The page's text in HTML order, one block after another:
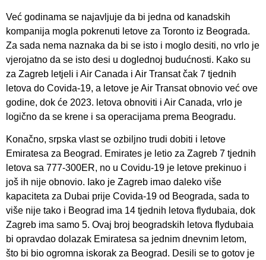
Već godinama se najavljuje da bi jedna od kanadskih
kompanija mogla pokrenuti letove za Toronto iz Beograda.
Za sada nema naznaka da bi se isto i moglo desiti, no vrlo je
vjerojatno da se isto desi u doglednoj budućnosti. Kako su
za Zagreb letjeli i Air Canada i Air Transat čak 7 tjednih
letova do Covida-19, a letove je Air Transat obnovio već ove
godine, dok će 2023. letova obnoviti i Air Canada, vrlo je
logično da se krene i sa operacijama prema Beogradu.
Konačno, srpska vlast se ozbiljno trudi dobiti i letove
Emiratesa za Beograd. Emirates je letio za Zagreb 7 tjednih
letova sa 777-300ER, no u Covidu-19 je letove prekinuo i
još ih nije obnovio. Iako je Zagreb imao daleko više
kapaciteta za Dubai prije Covida-19 od Beograda, sada to
više nije tako i Beograd ima 14 tjednih letova flydubaia, dok
Zagreb ima samo 5. Ovaj broj beogradskih letova flydubaia
bi opravdao dolazak Emiratesa sa jednim dnevnim letom,
što bi bio ogromna iskorak za Beograd. Desili se to gotov je